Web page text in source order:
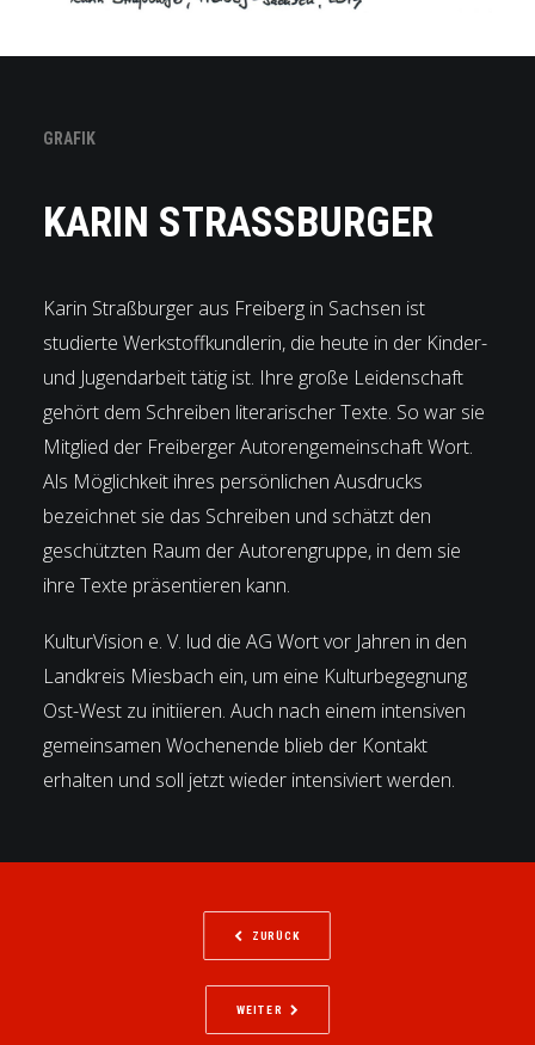
GRAFIK
KARIN STRASSBURGER
Karin Straßburger aus Freiberg in Sachsen ist
studierte Werkstoffkundlerin, die heute in der Kinder-
und Jugendarbeit tätig ist. Ihre große Leidenschaft
gehört dem Schreiben literarischer Texte. So war sie
Mitglied der Freiberger Autorengemeinschaft Wort.
Als Möglichkeit ihres persönlichen Ausdrucks
bezeichnet sie das Schreiben und schätzt den
geschützten Raum der Autorengruppe, in dem sie
ihre Texte präsentieren kann.
KulturVision e. V. lud die AG Wort vor Jahren in den
Landkreis Miesbach ein, um eine Kulturbegegnung
Ost-West zu initiieren. Auch nach einem intensiven
gemeinsamen Wochenende blieb der Kontakt
erhalten und soll jetzt wieder intensiviert werden.
ZURÜCK
WEITER